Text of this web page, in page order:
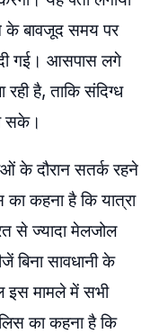
के बावजूद समय पर
गई। आसपास लगे
है, ताकि संदिग्ध
सके।
के दौरान सतर्क रहने
कहना है कि यात्रा
से ज्यादा मेलजोल
बिना सावधानी के
इस मामले में सभी
का कहना है कि